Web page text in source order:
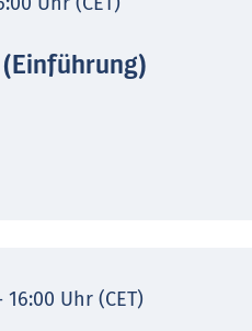
16:00 Uhr (CET)